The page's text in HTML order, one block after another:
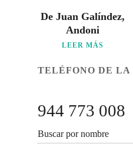
De Juan Galíndez,
Andoni
LEER MÁS
TELÉFONO DE
944 773 008
Buscar por nombre